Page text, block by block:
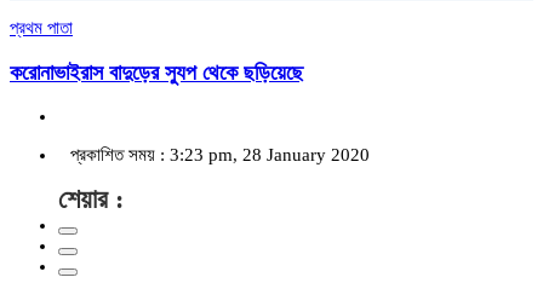
প্রথম পাতা
করোনাভাইরাস বাদুড়ের স্যুপ থেকে ছড়িয়েছে
প্রকাশিত সময় : 3:23 pm, 28 January 2020
শেয়ার :